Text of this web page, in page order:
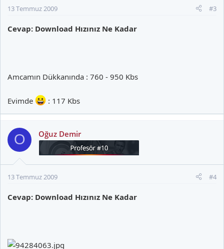
13 Temmuz 2009 #3
Cevap: Download Hızınız Ne Kadar
Amcamın Dükkanında : 760 - 950 Kbs
Evimde : 117 Kbs
O Oğuz Demir
13 Temmuz 2009 #4
Cevap: Download Hızınız Ne Kadar